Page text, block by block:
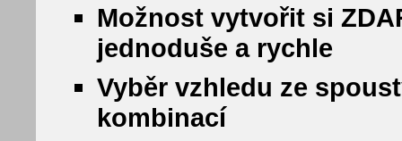
Možnost vytvořit si
jednoduše a rychle
Vyběr vzhledu ze
kombinací